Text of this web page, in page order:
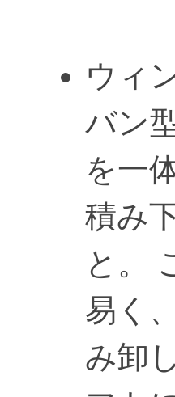
ウィ
バン
を一
積み
と。
易く
み卸